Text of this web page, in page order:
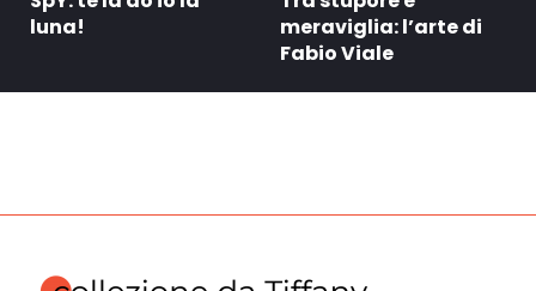
luna!
meraviglia: l’arte di
Fabio Viale